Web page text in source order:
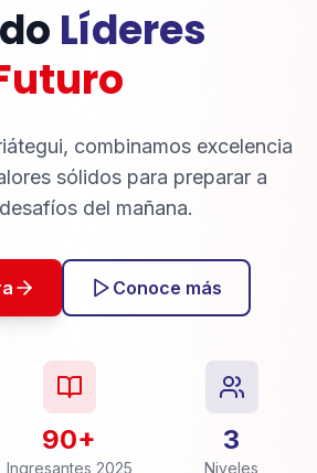
Líderes
combinamos excelencia
sólidos para preparar a
del mañana.
Conoce más
90+
Ingresantes 2025
3
Niveles